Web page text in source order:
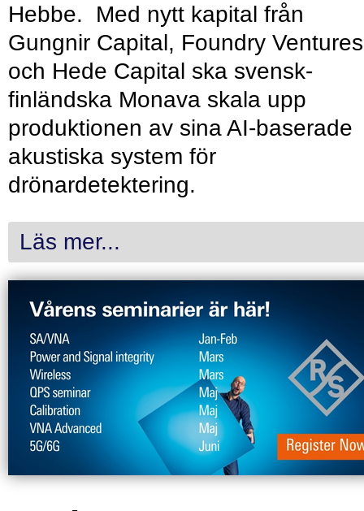
Hebbe. Med nytt kapital från
Gungnir Capital, Foundry Ventures
och Hede Capital ska svensk-
finländska Monava skala upp
produktionen av sina AI-baserade
akustiska system för
drönardetektering.
Läs mer...